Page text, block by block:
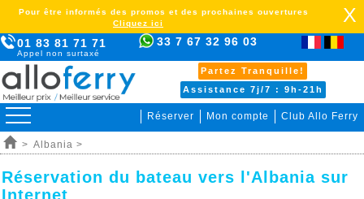
01 83 81 71 71
Appel non surtaxé
33 7 67 32 96 03
Partez Tranquille!
Assistance 7j/7 : 9h-21h
Réserver Mon compte Club Allo Ferry
Pour être informés des promos et des prochaines ouvertures
Cliquez ici
X
> Albania >
Réservation du bateau vers l'Albania sur
Internet